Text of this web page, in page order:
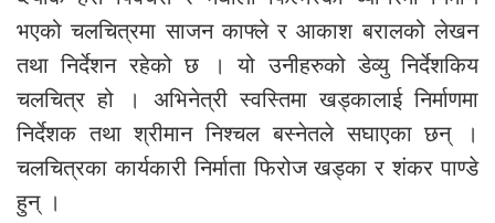
भएको चलचित्रमा साजन काफ्ले र आकाश बरालको लेखन
तथा निर्देशन रहेको छ । यो उनीहरुको डेव्यु निर्देशकिय
चलचित्र हो । अभिनेत्री स्वस्तिमा खड्कालाई निर्माणमा
निर्देशक तथा श्रीमान निश्चल बस्नेतले सघाएका छन् ।
चलचित्रका कार्यकारी निर्माता फिरोज खड्का र शंकर पाण्डे
हुन् ।